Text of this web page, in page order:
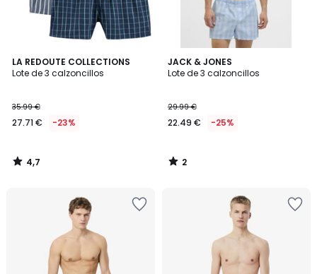
LA REDOUTE COLLECTIONS
Lote de 3 calzoncillos
35.99 €
27.71 € -23%
4,7
/ 5
4,7
/
JACK & JONES
Lote de 3 calzoncillos
29.99 €
22.49 € -25%
2
/
2
/